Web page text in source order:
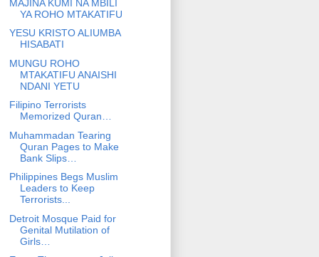
MAJINA KUMI NA MBILI
YA ROHO MTAKATIFU
YESU KRISTO ALIUMBA
HISABATI
MUNGU ROHO
MTAKATIFU ANAISHI
NDANI YETU
Filipino Terrorists
Memorized Quran…
Muhammadan Tearing
Quran Pages to Make
Bank Slips…
Philippines Begs Muslim
Leaders to Keep
Terrorists...
Detroit Mosque Paid for
Genital Mutilation of
Girls…